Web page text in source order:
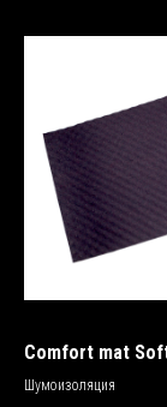
Comfort mat
Шумоизоляция